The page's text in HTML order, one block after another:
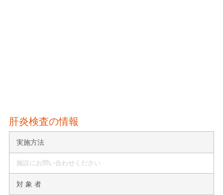
肝炎検査の情報
実施方法
施設にお問い合わせください
対 象 者